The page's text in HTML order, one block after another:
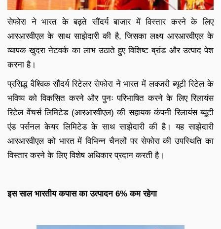
सेफोरा ने भारत के बढ़ते सौंदर्य बाजार में विस्तार करने के लिए
आरआरवीएल के साथ साझेदारी की है, जिसका लक्ष्य आरआरवीएल के
व्यापक खुदरा नेटवर्क का लाभ उठाते हुए विशिष्ट ब्रांड और उत्पाद पेश
करना है।
प्रसिद्ध वैश्विक सौंदर्य रिटेलर सेफोरा ने भारत में लक्जरी ब्यूटी रिटेल के
भविष्य को विकसित करने और पुनः परिभाषित करने के लिए रिलायंस
रिटेल वेंचर्स लिमिटेड (आरआरवीएल) की सहायक कंपनी रिलायंस ब्यूटी
एंड पर्सनल केयर लिमिटेड के साथ साझेदारी की है। यह साझेदारी
आरआरवीएल को भारत में विभिन्न चैनलों पर सेफोरा की उपस्थिति का
विस्तार करने के लिए विशेष अधिकार प्रदान करती है।
इस साल भारतीय कपास का उत्पादन 6% कम रहेगा